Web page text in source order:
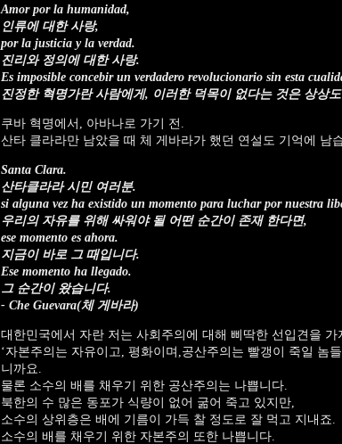
Amor por la humanidad,
인류에 대한 사랑,
por la justicia y la verdad.
진리와 정의에 대한 사랑.
Es imposible concebir un verdadero revolucionario sin esta
진정한 혁명가란 사람에게, 이러한 덕목이 없다는 것은 상상
쿠바 혁명에서, 아바나로 가기 전.
산타 클라라만 남았을 때 체 게바라가 했던 연설도 기억에 남
Santa Clara.
산타클라라 시민 여러분.
si alguna vez ha existido un momento para luchar por nuestra
우리의 자유를 위해 싸워야 될 어떤 순간이 존재 한다면,
ese momento es ahora.
지금이 바로 그 때입니다.
Ese momento ha llegado.
그 순간이 왔습니다.
- Che Guevara(체 게바라)
대한민국에서 자란 저는 사회주의에 대해 삐딱한 선입견을 가
‘자본주의는 자유이고, 평화이며,공산주의는 빨갱이 죽일 놈
니까요.
물론 소수의 배를 채우기 위한 공산주의는 나쁩니다.
북한의 수 많은 동포가 식량이 없어 굶어 죽고 있지만,
소수의 상위층은 배에 기름이 가득 찰 정도로 잘 먹고 지내죠.
소수의 배를 채우기 위한 자본주의 또한 나쁩니다.